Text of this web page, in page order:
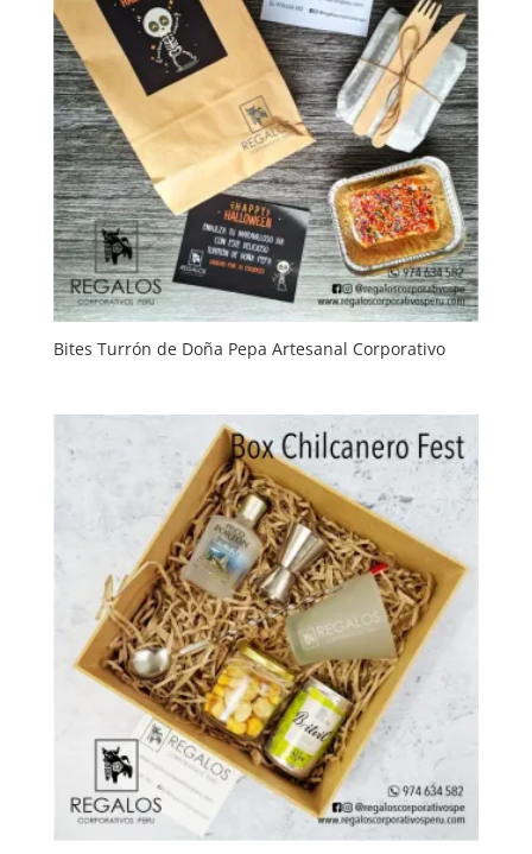
Bites Turrón de Doña Pepa Artesanal Corporativo